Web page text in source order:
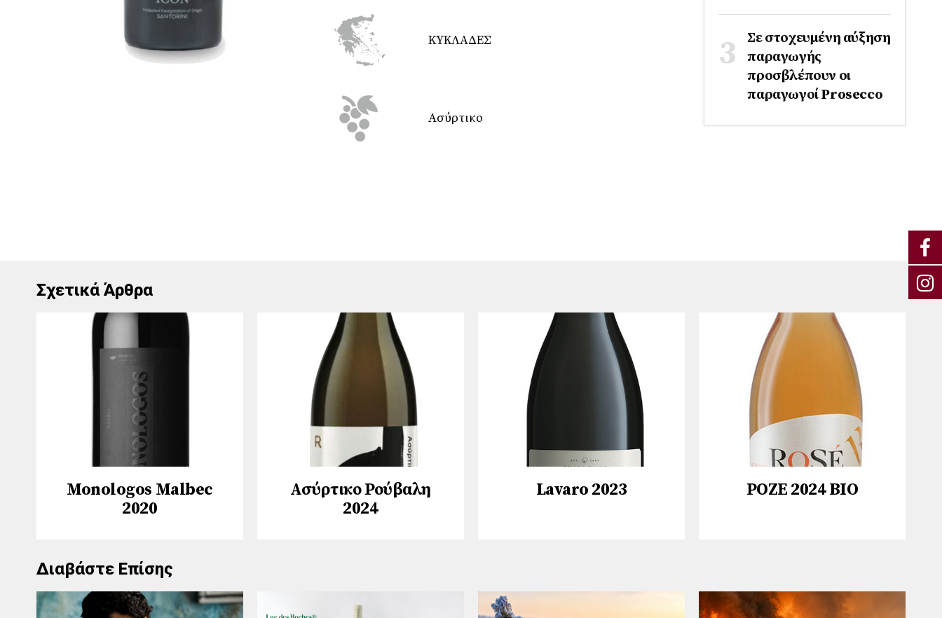
ΚΥΚΛΑΔΕΣ
Ασύρτικο
Σε στοχευμένη αύξηση
παραγωγής
προσβλέπουν οι
παραγωγοί Prosecco
Σχετικά Άρθρα
Monologos Malbec
2020
Ασύρτικο Ρούβαλη
2024
Lavaro 2023 ΡΟΖΕ 2024 BIO
Διαβάστε Επίσης